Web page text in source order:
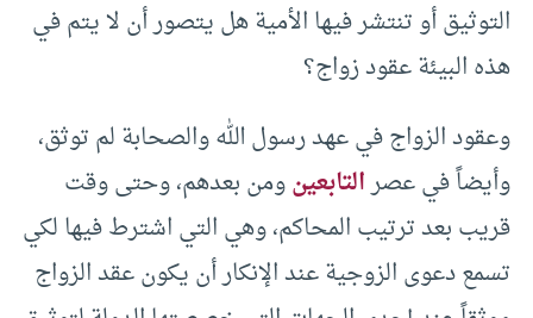
التوثيق أو تنتشر فيها الأمية هل يتصور أن لا يتم في
هذه البيئة عقود زواج؟
وعقود الزواج في عهد رسول الله والصحابة لم توثق،
وأيضاً في عصرالتابعينومن بعدهم، وحتى وقت
قريب بعد ترتيب المحاكم، وهي التي اشترط فيها لكي
تسمع دعوى الزوجية عند الإنكار أن يكون عقد الزواج